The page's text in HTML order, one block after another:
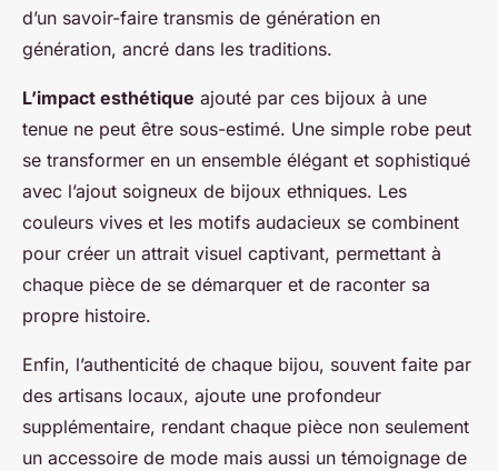
d’un savoir-faire transmis de génération en
génération, ancré dans les traditions.
L’impact esthétique ajouté par ces bijoux à une
tenue ne peut être sous-estimé. Une simple robe peut
se transformer en un ensemble élégant et sophistiqué
avec l’ajout soigneux de bijoux ethniques. Les
couleurs vives et les motifs audacieux se combinent
pour créer un attrait visuel captivant, permettant à
chaque pièce de se démarquer et de raconter sa
propre histoire.
Enfin, l’authenticité de chaque bijou, souvent faite par
des artisans locaux, ajoute une profondeur
supplémentaire, rendant chaque pièce non seulement
un accessoire de mode mais aussi un témoignage de